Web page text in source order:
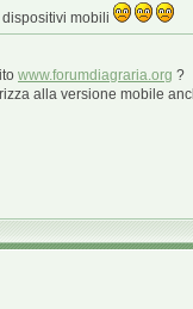
mobili
www.forumdiagraria.org ?
alla versione mobile